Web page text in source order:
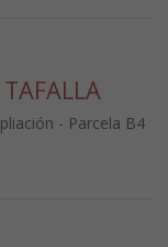
- Parcela B4